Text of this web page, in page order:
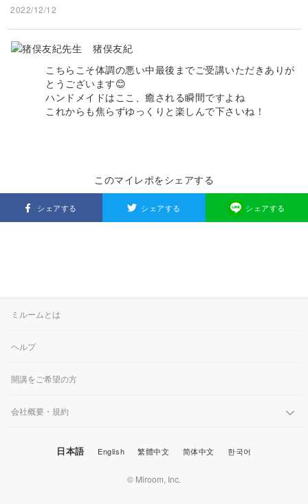
2022/12/12
猪俣友紀
こちらこそ体調の悪い中最後までご受講いただきありが
とうございます😊
ハンドメイドはここ、癒される瞬間ですよね
これからも焦らずゆっくりと楽しんで下さいね！
このマイレポをシェアする
シェアする シェアする シェアする
ミルームとは
ヘルプ
開講をご希望の方
会社概要・規約
日本語 English 繁體中文 简体中文 한국어
© Miroom, Inc.